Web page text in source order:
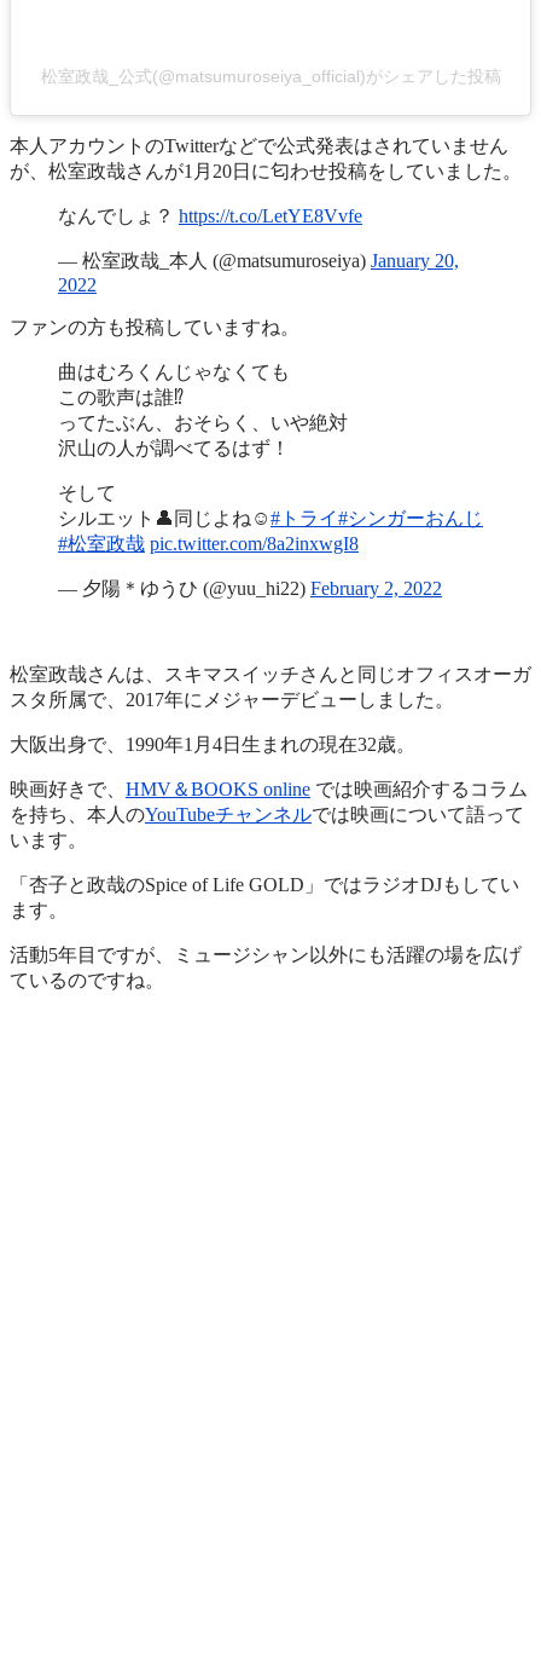
松室政哉_公式(@matsumuroseiya_official)がシェアした投稿
本人アカウントのTwitterなどで公式発表はされていません
が、松室政哉さんが1月20日に匂わせ投稿をしていました。
なんでしょ？ https://t.co/LetYE8Vvfe
— 松室政哉_本人 (@matsumuroseiya) January 20,
2022
ファンの方も投稿していますね。
曲はむろくんじゃなくても
この歌声は誰⁉️
ってたぶん、おそらく、いや絶対
沢山の人が調べてるはず！
そして
シルエット👤同じよね☺️#トライ#シンガーおんじ
#松室政哉 pic.twitter.com/8a2inxwgI8
— 夕陽＊ゆうひ (@yuu_hi22) February 2, 2022
松室政哉さんは、スキマスイッチさんと同じオフィスオーガ
スタ所属で、2017年にメジャーデビューしました。
大阪出身で、1990年1月4日生まれの現在32歳。
映画好きで、 HMV＆BOOKS online では映画紹介するコラム
を持ち、本人のYouTubeチャンネルでは映画について語って
います。
「杏子と政哉のSpice of Life GOLD」ではラジオDJもしてい
ます。
活動5年目ですが、ミュージシャン以外にも活躍の場を広げ
ているのですね。